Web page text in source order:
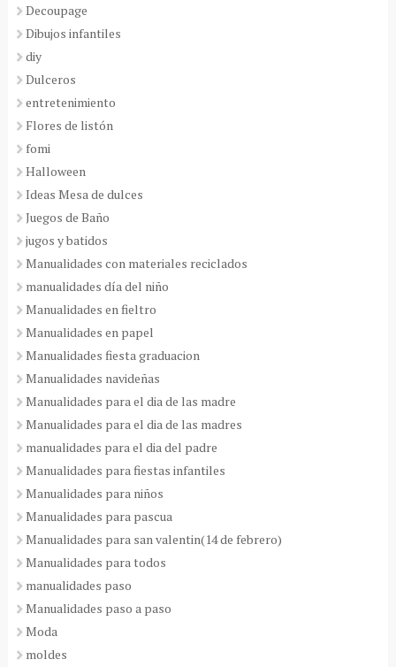
Decoupage
Dibujos infantiles
diy
Dulceros
entretenimiento
Flores de listón
fomi
Halloween
Ideas Mesa de dulces
Juegos de Baño
jugos y batidos
Manualidades con materiales reciclados
manualidades día del niño
Manualidades en fieltro
Manualidades en papel
Manualidades fiesta graduacion
Manualidades navideñas
Manualidades para el dia de las madre
Manualidades para el dia de las madres
manualidades para el dia del padre
Manualidades para fiestas infantiles
Manualidades para niños
Manualidades para pascua
Manualidades para san valentin(14 de febrero)
Manualidades para todos
manualidades paso
Manualidades paso a paso
Moda
moldes